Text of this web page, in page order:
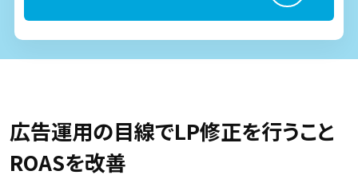
広告運用の目線でLP修正を行うこと
ROASを改善